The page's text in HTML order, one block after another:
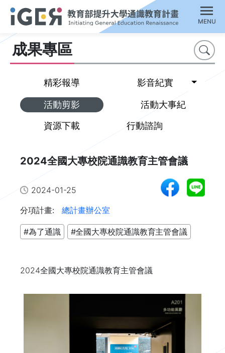
MENU
成果專區 搜尋
精彩報導 影音紀實
活動剪影
活動大事紀
資源下載
行動諮詢
2024全國大專校院通識教育主管會議
2024-01-25
分項計畫:
總計畫辦公室
#為了通識 #全國大專校院通識教育主管會議
2024全國大專校院通識教育主管會議